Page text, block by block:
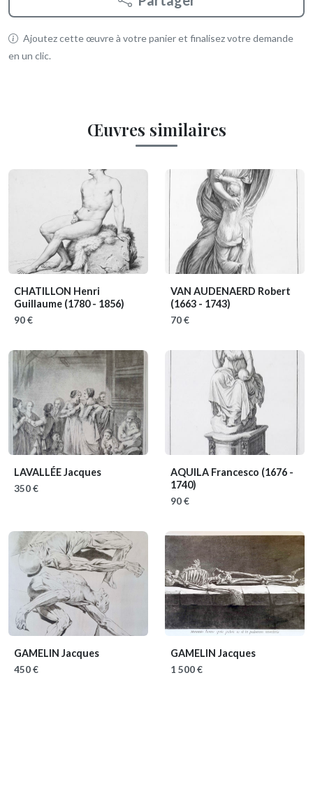
Ajoutez cette œuvre à votre panier et finalisez votre demande
en un clic.
Œuvres similaires
CHATILLON Henri
Guillaume (1780 - 1856)
90 €
VAN AUDENAERD Robert
(1663 - 1743)
70 €
LAVALLÉE Jacques
350 €
AQUILA Francesco (1676 -
1740)
90 €
GAMELIN Jacques
450 €
GAMELIN Jacques
1 500 €